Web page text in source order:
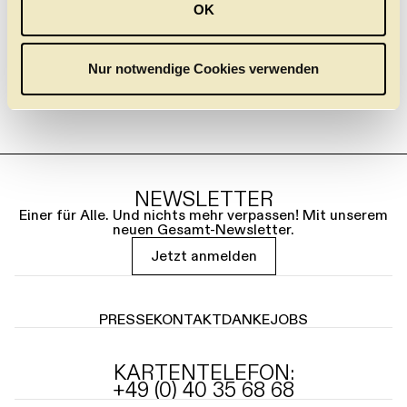
l
OK
Nur notwendige Cookies verwenden
NEWSLETTER
Einer für Alle. Und nichts mehr verpassen! Mit unserem
neuen Gesamt-Newsletter.
Jetzt anmelden
PRESSEKONTAKTDANKEJOBS
KARTENTELEFON:
+49 (0) 40 35 68 68